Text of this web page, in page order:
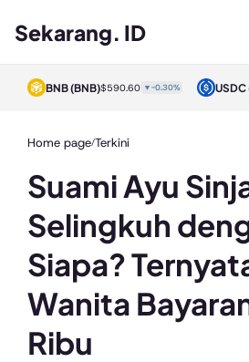
Sekarang. ID
BNB(BNB)$590.60 ▼-0.30% USDC
Home page/Terkini
Suami Ayu
Selingkuh
Siapa?
Wanita
Ribu